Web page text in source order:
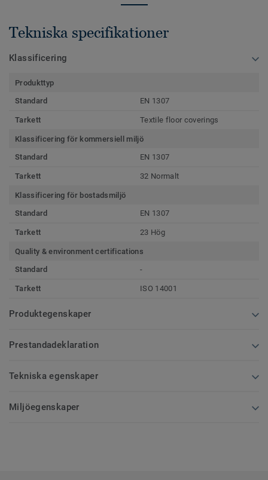
Tekniska specifikationer
Klassificering
Produkttyp
Standard
EN 1307
Tarkett Textile floor coverings
Klassificering för kommersiell miljö
Standard
EN 1307
Tarkett 32 Normalt
Klassificering för bostadsmiljö
Standard
EN 1307
Tarkett 23 Hög
Quality & environment certifications
Standard
-
Tarkett ISO 14001
Produktegenskaper
Prestandadeklaration
Tekniska egenskaper
Miljöegenskaper